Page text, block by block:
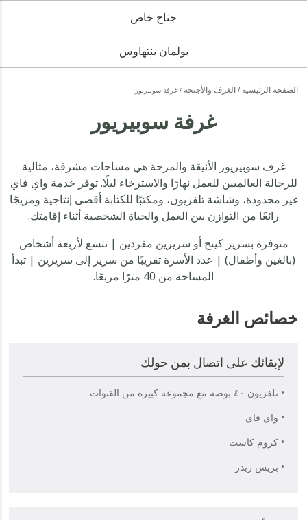
جناح خاص
بولمان بنتهاوس
الصفحة الرئيسية الغرف والأجنحة غرفة سوبيريور
غرفة سوبيريور
غرف سوبيريور الأنيقة والمرحة هي مساحات مشرقة، مثالية
للرحالة العالميين للعمل نهارًا والاسترخاء ليلًا. توفر خدمة واي فاي
غير محدودة، وشاشة تلفزيون، ومكتبًا للكتابة أقصى إنتاجية ومزيجًا
رائعًا من التوازن بين العمل والحياة الشخصية أثناء إقامتك.
متوفرة بسرير كينج أو سريرين مفردين | تتسع لأربعة أشخاص
(بالغين وأطفال) | عدد الأسرة تقريبًا من سرير إلى سريرين | تبدأ
المساحة من 40 مترًا مربعًا.
خصائص الغرفة
لإبقائك على اتصال بمن حولك
• تلفزيون ٤٠ بوصة مع مجموعة كبيرة من القنوات
• واي فاي
• كروم كاست
• بريس ريدر